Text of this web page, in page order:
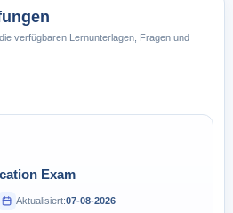
verfügbaren Lernunterlagen, Fragen und
Exam
Aktualisiert:07-08-2026